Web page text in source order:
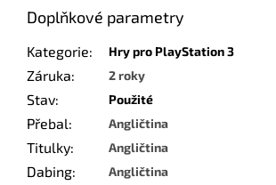
Doplňkové parametry
Kategorie: Hry pro PlayStation 3
Záruka: 2 roky
Stav: Použité
Přebal: Angličtina
Titulky: Angličtina
Dabing: Angličtina